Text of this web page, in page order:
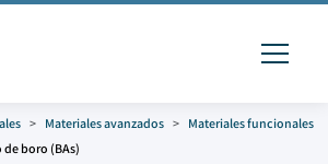
Materiales avanzados
Materiales funcionales
boro (BAs)